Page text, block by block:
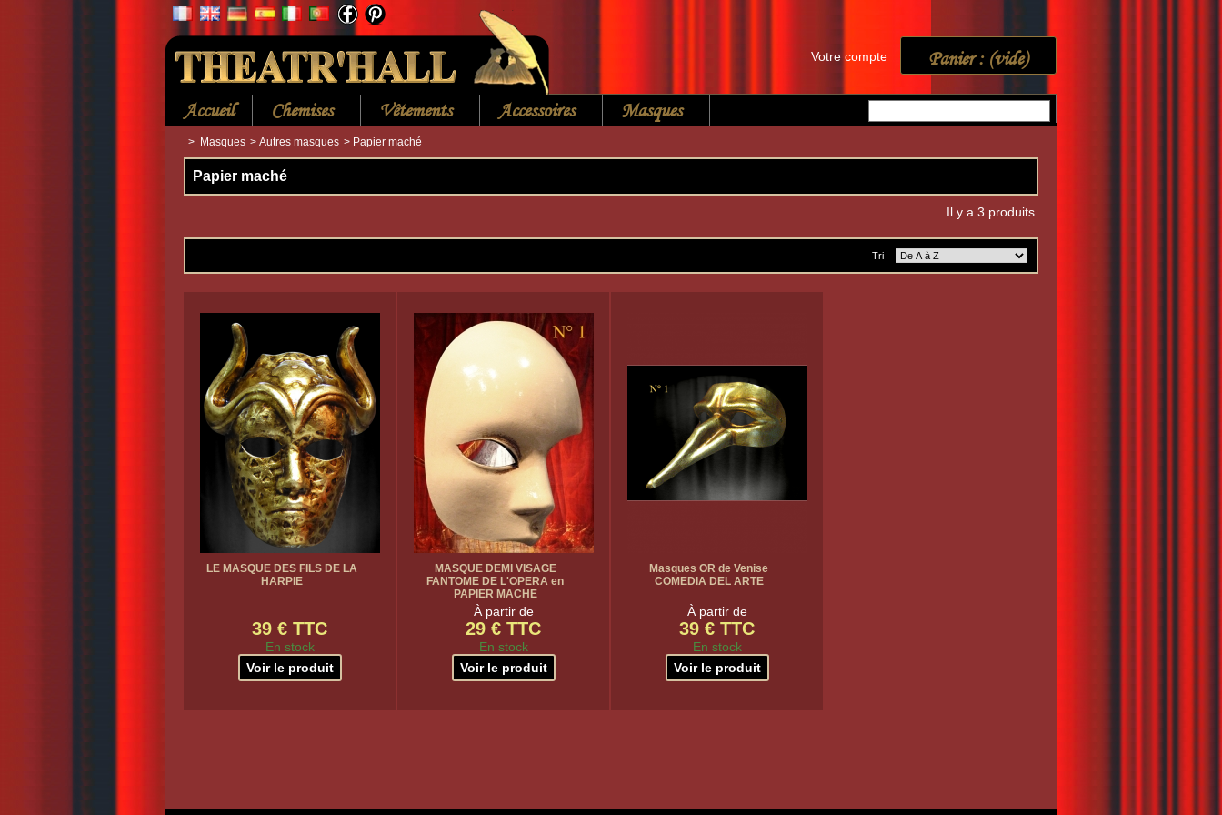
Panier : (vide)
Votre compte
Accueil Chemises Vêtements Accessoires Masques
> Masques > Autres masques > Papier maché
Papier maché
Il y a 3 produits.
Tri
LE MASQUE DES FILS DE LA
HARPIE
39 € TTC
En stock
Voir le produit
MASQUE DEMI VISAGE
FANTOME DE L'OPERA en
PAPIER MACHE
À partir de
29 € TTC
En stock
Voir le produit
Masques OR de Venise
COMEDIA DEL ARTE
À partir de
39 € TTC
En stock
Voir le produit